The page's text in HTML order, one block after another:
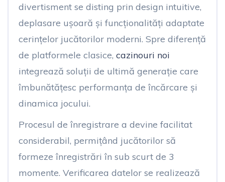
divertisment se disting prin design intuitive,
deplasare ușoară și funcționalități adaptate
cerințelor jucătorilor moderni. Spre diferență
de platformele clasice, cazinouri noi
integrează soluții de ultimă generație care
îmbunătățesc performanța de încărcare și
dinamica jocului.
Procesul de înregistrare a devine facilitat
considerabil, permițând jucătorilor să
formeze înregistrări în sub scurt de 3
momente. Verificarea datelor se realizează